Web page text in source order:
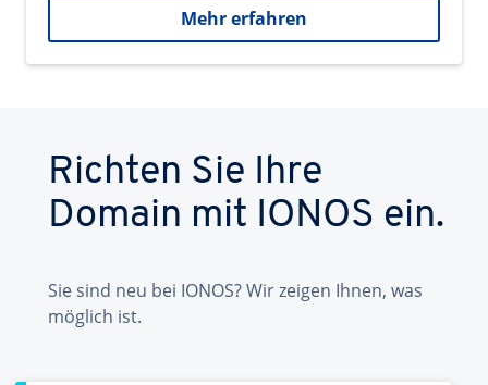
Mehr erfahren
Richten Sie Ihre
Domain mit IONOS ein.
Sie sind neu bei IONOS? Wir zeigen Ihnen, was
möglich ist.